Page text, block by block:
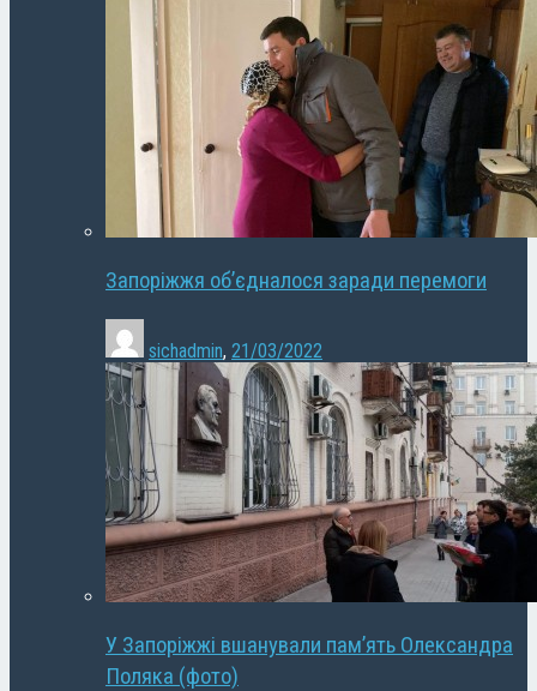
Запоріжжя об’єдналося заради перемоги
sichadmin, 21/03/2022
У Запоріжжі вшанували пам’ять Олександра
Поляка (фото)